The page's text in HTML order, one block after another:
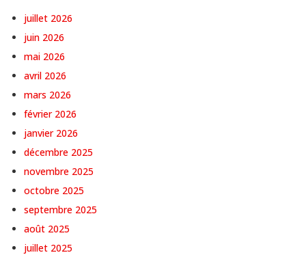
juillet 2026
juin 2026
mai 2026
avril 2026
mars 2026
février 2026
janvier 2026
décembre 2025
novembre 2025
octobre 2025
septembre 2025
août 2025
juillet 2025